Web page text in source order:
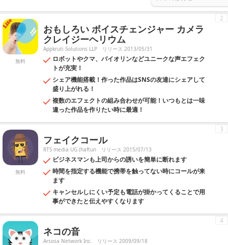
無料
おもしろい ボイスチェンジャー カメラ
クレイジーヘリウム
Appkruti Solutions LLP リリース 2013/05/31
ロボットやクマ、バイオリンなどユニークな声エフェク
トが充実！
シェア機能搭載！作った作品はSNSの友達にシェアして
盛り上がれる！
複数のエフェクトの組み合わせが可能！いつもとは一味
違った作品を作りたい時に最適！
2
無料
フェイクコール
RTS media UG (haftun リリース 2015/07/13
ビジネスマンも上司からの誘いを簡単に断れます
時間を指定する機能で携帯を触ってない時にコールが来
ます
キャンセルしにくい予定も電話が掛かってくることで用
事ができたと伝えやすくなります
3
ネコの音
Arsosa Network Inc. リリース 2009/09/18
4